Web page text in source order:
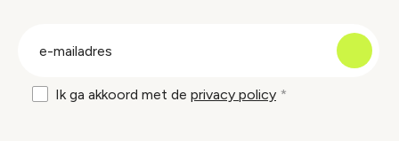
Ik ga akkoord met de privacy policy